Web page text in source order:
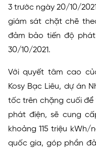
3 trước ngày 20/10/
giám sát chặt chẽ
đảm bảo tiến độ
30/10/2021.
Với quyết tâm cao
Kosy Bạc Liêu, dự án
tốc trên chặng cuối để
phát điện, sẽ cung
khoảng 115 triệu
quốc gia, góp phần